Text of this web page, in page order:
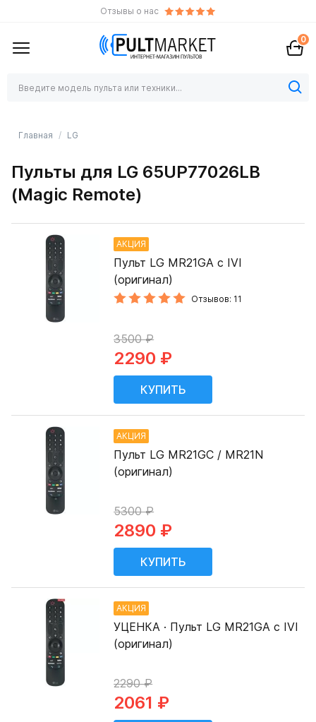
Отзывы о нас
0
Главная LG
Пульты для LG 65UP77026LB
(Magic Remote)
АКЦИЯ
Пульт LG MR21GA с IVI
(оригинал)
Отзывов: 11
3500 ₽
2290 ₽
АКЦИЯ
Пульт LG MR21GC / MR21N
(оригинал)
5300 ₽
2890 ₽
АКЦИЯ
УЦЕНКА · Пульт LG MR21GA с IVI
(оригинал)
2290 ₽
2061 ₽